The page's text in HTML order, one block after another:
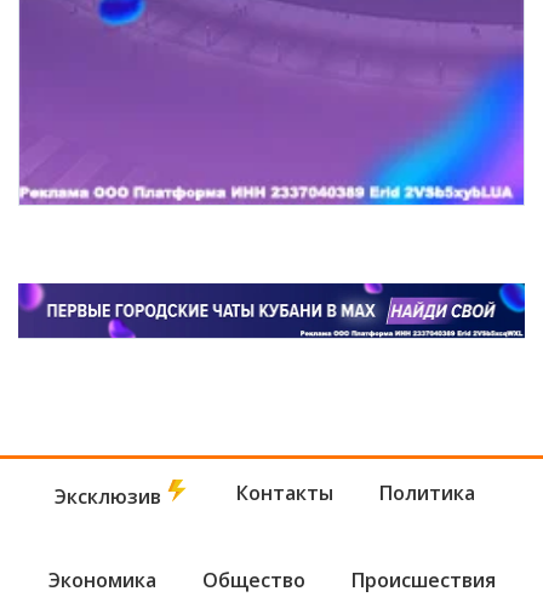
Эксклюзив Контакты Политика
Экономика Общество Происшествия